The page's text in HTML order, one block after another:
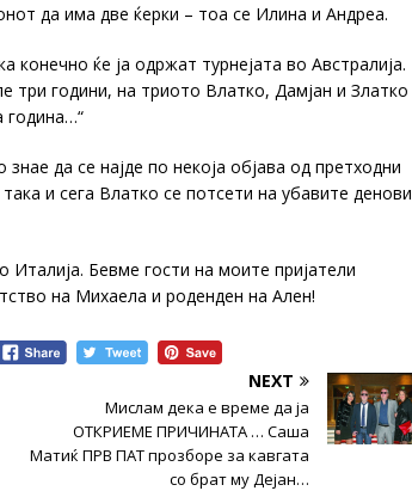
да има две ќерки – тоа се Илина и Андреа.
конечно ќе ја одржат турнејата во Австралија.
три години, на триото Влатко, Дамјан и Златко
година…“
да се најде по некоја објава од претходни
и сега Влатко се потсети на убавите денови
Италија. Бевме гости на моите пријатели
на Михаела и роденден на Ален!
NEXT
Мислам дека е време да ја
ОТКРИЕМЕ ПРИЧИНАТА … Саша
Матиќ ПРВ ПАТ прозборе за кавгата
со брат му Дејан…